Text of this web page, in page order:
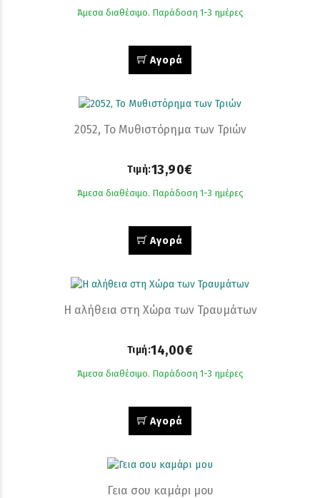
Άμεσα διαθέσιμο. Παράδοση 1-3 ημέρες
Αγορά
2052, Το Μυθιστόρημα των Τριών
Τιμή:13,90€
Άμεσα διαθέσιμο. Παράδοση 1-3 ημέρες
Αγορά
Η αλήθεια στη Χώρα των Τραυμάτων
Τιμή:14,00€
Άμεσα διαθέσιμο. Παράδοση 1-3 ημέρες
Αγορά
Γεια σου καμάρι μου